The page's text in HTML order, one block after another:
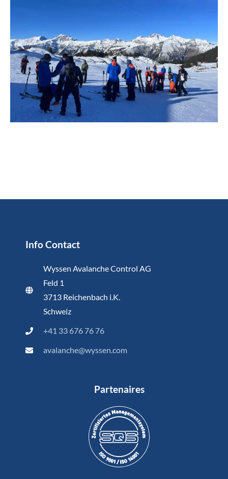
Info Contact
Wyssen Avalanche Control AG
Feld 1
3713 Reichenbach i.K.
Schweiz
+41 33 676 76 76
avalanche@wyssen.com
Partenaires